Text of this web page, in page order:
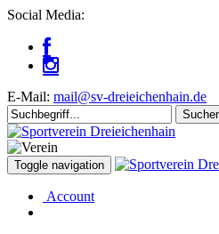
Social Media:
E-Mail: mail@sv-dreieichenhain.de
Toggle navigation
Account